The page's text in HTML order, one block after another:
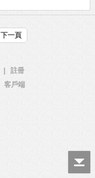
下一頁
註冊
客戶端